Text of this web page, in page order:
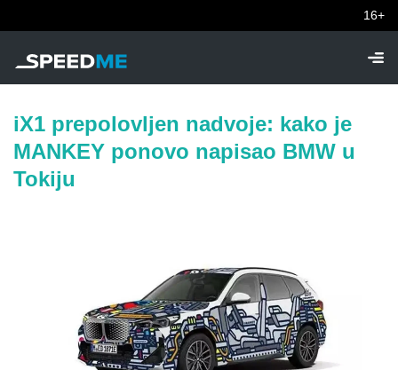
16+
iX1 prepolovljen nadvoje: kako je
MANKEY ponovo napisao BMW u
Tokiju